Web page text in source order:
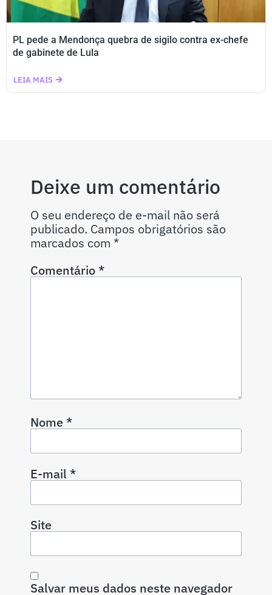
PL pede a Mendonça quebra de sigilo contra ex-chefe
de gabinete de Lula
LEIA MAIS
Deixe um comentário
O seu endereço de e-mail não será
publicado. Campos obrigatórios são
marcados com *
Comentário*
Nome*
E-mail*
Site
Salvar meus dados neste navegador